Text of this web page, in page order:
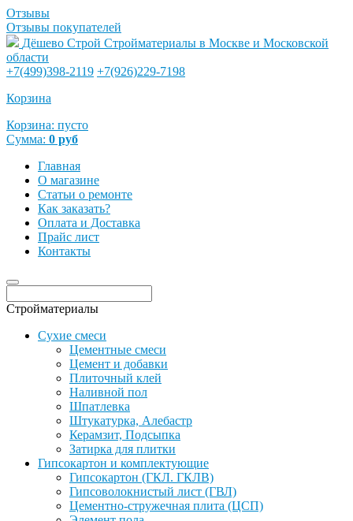
Отзывы
Отзывы покупателей
Дёшево Строй Стройматериалы в Москве и Московской
области
+7(499)398-2119 +7(926)229-7198
Корзина
Корзина: пусто
Сумма: 0 руб
Главная
О магазине
Статьи о ремонте
Как заказать?
Оплата и Доставка
Прайс лист
Контакты
Стройматериалы
Сухие смеси
Цементные смеси
Цемент и добавки
Плиточный клей
Наливной пол
Шпатлевка
Штукатурка, Алебастр
Керамзит, Подсыпка
Затирка для плитки
Гипсокартон и комплектующие
Гипсокартон (ГКЛ. ГКЛВ)
Гипсоволокнистый лист (ГВЛ)
Цементно-стружечная плита (ЦСП)